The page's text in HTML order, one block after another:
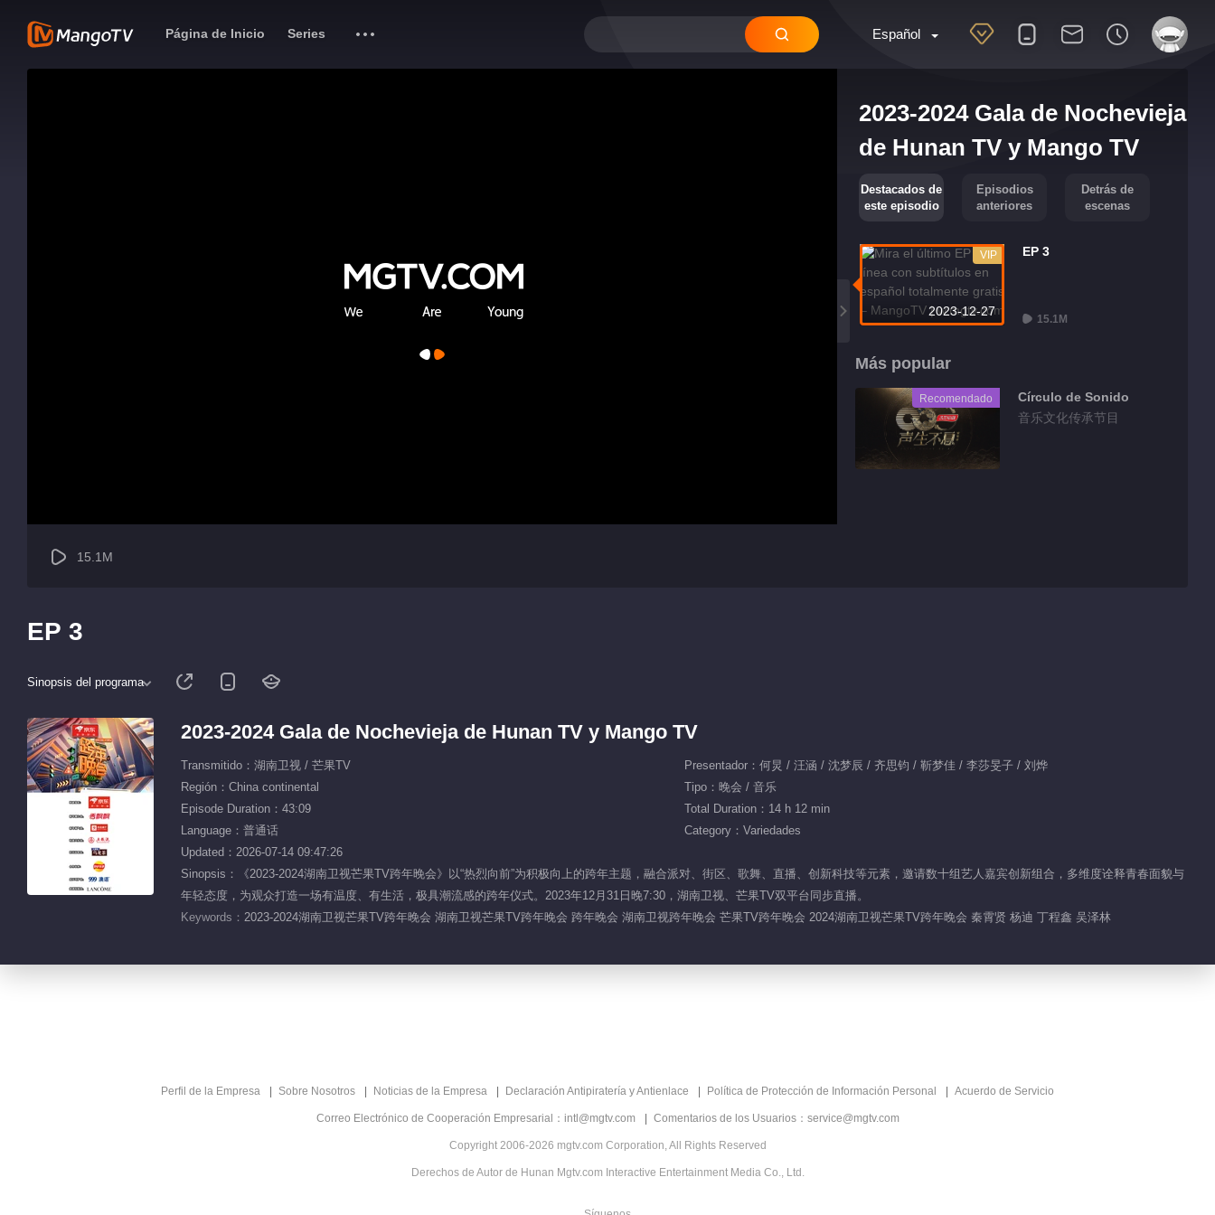
Español
Página de Inicio Series
2023-2024 Gala de Nochevieja
de Hunan TV y Mango TV
Destacados de
este episodio
Episodios
anteriores
Detrás de
escenas
2023-12-27
VIP EP 3
15.1M
Más popular
Recomendado
Círculo de Sonido
音乐文化传承节目
15.1M
EP 3
Sinopsis del programa
2023-2024 Gala de Nochevieja de Hunan TV y Mango TV
Transmitido：湖南卫视 / 芒果TV
Presentador：何炅 / 汪涵 / 沈梦辰 / 齐思钧 / 靳梦佳 / 李莎旻子 / 刘烨
Región：China continental
Tipo：晚会 / 音乐
Episode Duration：43:09
Total Duration：14 h 12 min
Language：普通话
Category：Variedades
Updated：2026-07-14 09:47:26
Sinopsis：《2023-2024湖南卫视芒果TV跨年晚会》以“热烈向前”为积极向上的跨年主题，融合派对、街区、歌舞、直播、创新科技等元素，邀请数十组艺人嘉宾创新组合，多维度诠释青春面貌与
年轻态度，为观众打造一场有温度、有生活，极具潮流感的跨年仪式。2023年12月31日晚7:30，湖南卫视、芒果TV双平台同步直播。
Keywords： 2023-2024湖南卫视芒果TV跨年晚会 湖南卫视芒果TV跨年晚会 跨年晚会 湖南卫视跨年晚会 芒果TV跨年晚会 2024湖南卫视芒果TV跨年晚会 秦霄贤 杨迪 丁程鑫 吴泽林
Perfil de la Empresa Sobre Nosotros Noticias de la Empresa Declaración Antipiratería y Antienlace Política de Protección de Información Personal Acuerdo de Servicio
Correo Electrónico de Cooperación Empresarial：intl@mgtv.com Comentarios de los Usuarios：service@mgtv.com
Copyright 2006-2026 mgtv.com Corporation, All Rights Reserved
Derechos de Autor de Hunan Mgtv.com Interactive Entertainment Media Co., Ltd.